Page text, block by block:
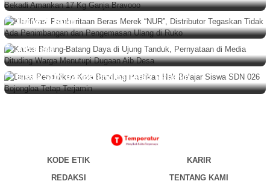
Tegaskan Tidak Ada Penimbangan dan Pengemasan
Ulang di Ruko
BERITA DAERAH Agustus 6, 2026
Kades Batang-Batang Daya di Ujung Tanduk,
Pernyataan di Media Dituding Warga Menutupi Dugaan
Aib Desa
PEMERINTAHAN Agustus 6, 2026
Dinas Pendidikan Kota Bandung Pastikan Hak Belajar
Siswa SDN 026 Bojongloa Tetap Terjamin
KODE ETIK
KARIR
REDAKSI
TENTANG KAMI